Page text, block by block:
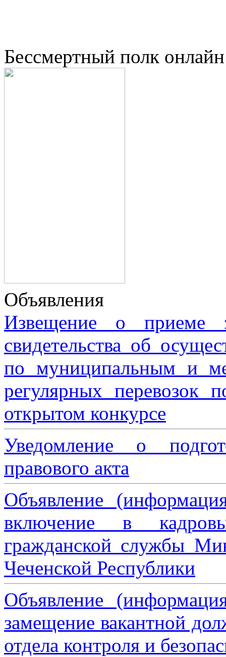
Бессмертный полк онлайн
Объявления
Извещение о приеме
свидетельства об
по муниципальным и
регулярных перевозок
открытом конкурсе
Уведомление о
правового акта
Объявление
включение в
гражданской службы
Чеченской Республики
Объявление
замещение вакантной
отдела контроля и